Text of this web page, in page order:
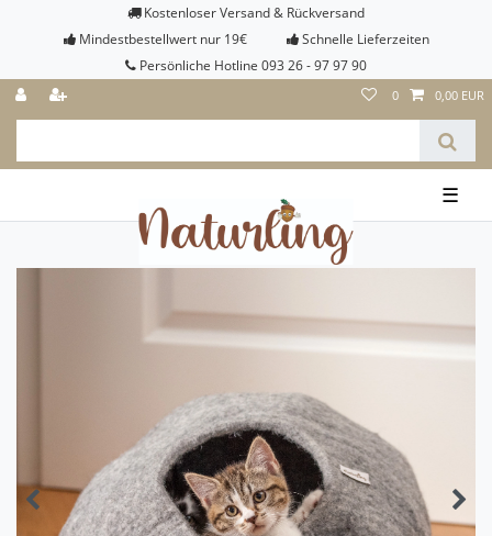
Kostenloser Versand & Rückversand
Mindestbestellwert nur 19€
Schnelle Lieferzeiten
Persönliche Hotline 093 26 - 97 97 90
0 0,00 EUR
☰